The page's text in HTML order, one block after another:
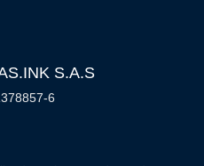
S.A.S
6